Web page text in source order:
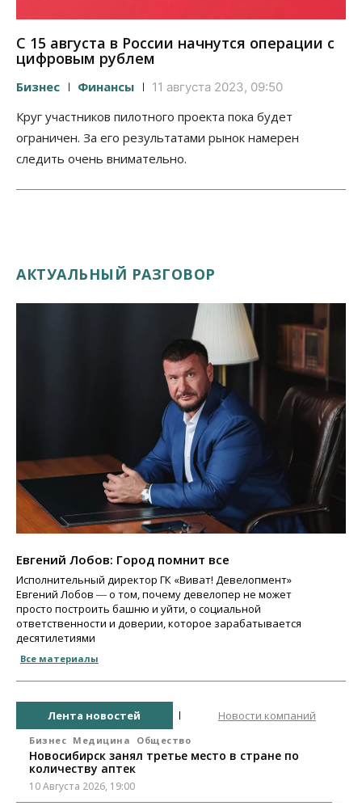
С 15 августа в России начнутся операции с
цифровым рублем
Бизнес Финансы 11 августа 2023, 09:50
Круг участников пилотного проекта пока будет
ограничен. За его результатами рынок намерен
следить очень внимательно.
АКТУАЛЬНЫЙ РАЗГОВОР
Евгений Лобов: Город помнит все
Исполнительный директор ГК «Виват! Девелопмент»
Евгений Лобов ― о том, почему девелопер не может
просто построить башню и уйти, о социальной
ответственности и доверии, которое зарабатывается
десятилетиями
Все материалы
Лента новостей Новости компаний
Бизнес Медицина Общество
Новосибирск занял третье место в стране по
количеству аптек
10 Августа 2026, 19:00